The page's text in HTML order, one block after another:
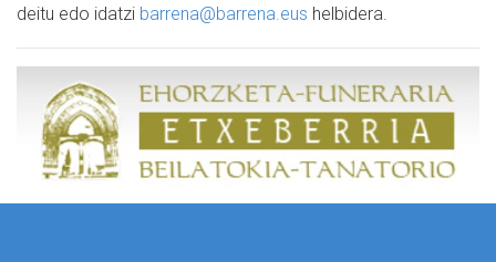
deitu edo idatzi barrena@barrena.eus helbidera.